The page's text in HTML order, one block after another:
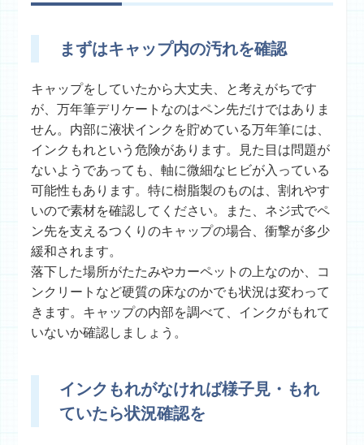
まずはキャップ内の汚れを確認
キャップをしていたから大丈夫、と考えがちです
が、万年筆デリケートなのはペン先だけではありま
せん。内部に液状インクを貯めている万年筆には、
インクもれという危険があります。見た目は問題が
ないようであっても、軸に微細なヒビが入っている
可能性もあります。特に樹脂製のものは、割れやす
いので素材を確認してください。また、ネジ式でペ
ン先を支えるつくりのキャップの場合、衝撃が多少
緩和されます。
落下した場所がたたみやカーペットの上なのか、コ
ンクリートなど硬質の床なのかでも状況は変わって
きます。キャップの内部を調べて、インクがもれて
いないか確認しましょう。
インクもれがなければ様子見・もれ
ていたら状況確認を